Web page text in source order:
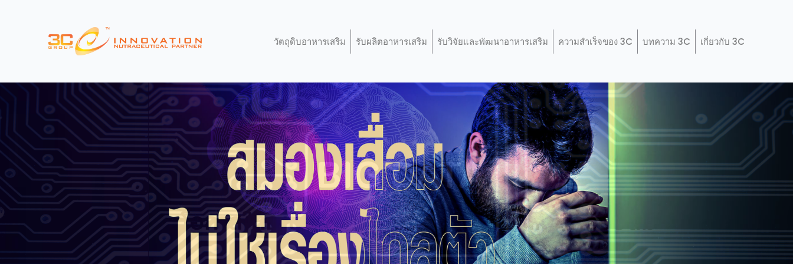
วัตถุดิบอาหารเสริม รับผลิตอาหารเสริม รับวิจัยและพัฒนาอาหารเสริม ความสำเร็จของ 3C บทความ 3C เกี่ยวกับ 3C